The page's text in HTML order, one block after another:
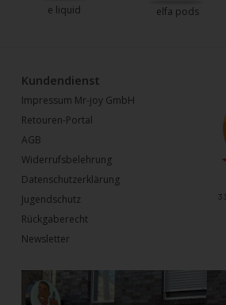
e liquid elfa pods
Kundendienst
Impressum Mr-joy GmbH
Retouren-Portal
AGB
Widerrufsbelehrung
Datenschutzerklärung
Jugendschutz
Rückgaberecht
Newsletter